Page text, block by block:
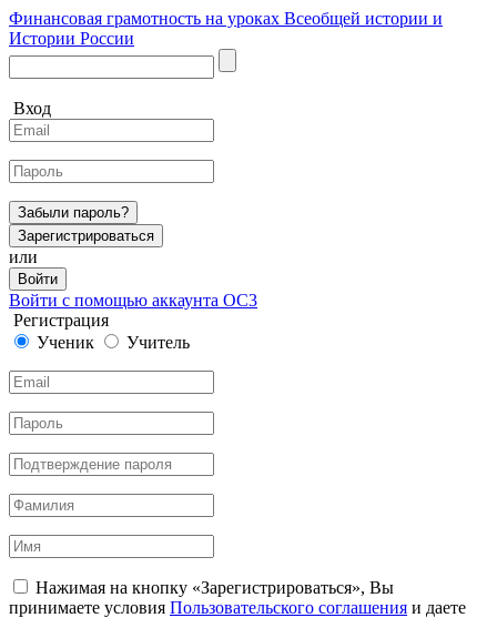
Финансовая грамотность на уроках Всеобщей истории и
Истории России
Вход
Забыли пароль?
Зарегистрироваться
или
Войти
Войти с помощью аккаунта ОС3
Регистрация
Ученик
Учитель
Нажимая на кнопку «Зарегистрироваться», Вы
принимаете условия Пользовательского соглашения и даете